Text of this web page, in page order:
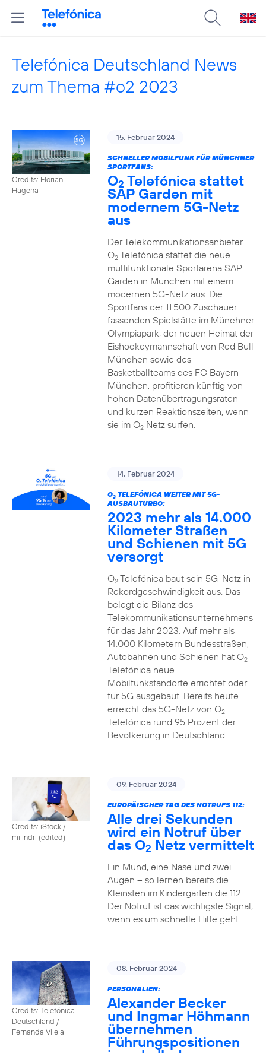
Telefónica Deutschland News
zum Thema #o2 2023
Credits: Florian
Hagena
15. Februar 2024
SCHNELLER MOBILFUNK FÜR MÜNCHNER
SPORTFANS:
O2 Telefónica stattet
SAP Garden mit
modernem 5G-Netz
aus
Der Telekommunikationsanbieter
O2Telefónica stattet die neue
multifunktionale Sportarena SAP
Garden in München mit einem
modernen 5G-Netz aus. Die
Sportfans der 11.500 Zuschauer
fassenden Spielstätte im Münchner
Olympiapark, der neuen Heimat der
Eishockeymannschaft von Red Bull
München sowie des
Basketballteams des FC Bayern
München, profitieren künftig von
hohen Datenübertragungsraten
und kurzen Reaktionszeiten, wenn
sie im O2Netz surfen.
14. Februar 2024
O2TELEFÓNICA WEITER MIT 5G-
AUSBAUTURBO:
2023 mehr als 14.000
Kilometer Straßen
und Schienen mit 5G
versorgt
O2Telefónica baut sein 5G-Netz in
Rekordgeschwindigkeit aus. Das
belegt die Bilanz des
Telekommunikationsunternehmens
für das Jahr 2023. Auf mehr als
14.000 Kilometern Bundesstraßen,
Autobahnen und Schienen hat O2
Telefónica neue
Mobilfunkstandorte errichtet oder
für 5G ausgebaut. Bereits heute
erreicht das 5G-Netz von O2
Telefónica rund 95 Prozent der
Bevölkerung in Deutschland.
Credits: iStock /
milindri (edited)
09. Februar 2024
EUROPÄISCHER TAG DES NOTRUFS 112:
Alle drei Sekunden
wird ein Notruf über
das O2 Netz vermittelt
Ein Mund, eine Nase und zwei
Augen – so lernen bereits die
Kleinsten im Kindergarten die 112.
Der Notruf ist das wichtigste Signal,
wenn es um schnelle Hilfe geht.
Credits: Telefónica
Deutschland /
Fernanda Vilela
08. Februar 2024
PERSONALIEN:
Alexander Becker
und Ingmar Höhmann
übernehmen
Führungspositionen